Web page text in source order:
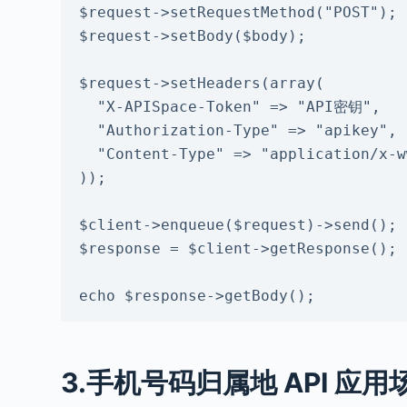
$request->setRequestMethod("POST");
$request->setBody($body);
$request->setHeaders(array(
));
$client->enqueue($request)->send();
$response = $client->getResponse();
echo $response->getBody();
3.手机号码归属地API 应用